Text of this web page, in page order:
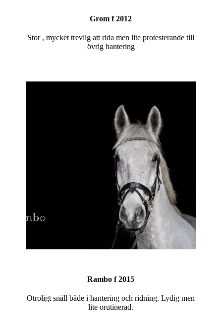
Grom f 2012
Stor , mycket trevlig att rida men lite protesterande till
övrig hantering
Rambo f 2015
Otroligt snäll både i hantering och ridning. Lydig men
lite orutinerad.